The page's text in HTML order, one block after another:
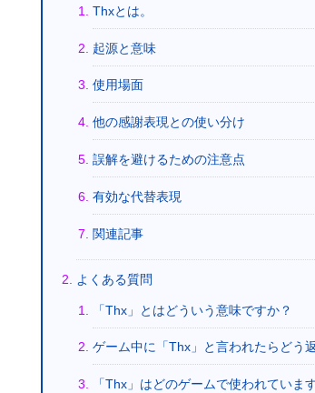
Thxとは。
起源と意味
使用場面
他の感謝表現との使い分け
誤解を避けるための注意点
有効な代替表現
関連記事
よくある質問
「Thx」とはどういう意味ですか？
ゲーム中に「Thx」と言われたらどう
「Thx」はどのゲームで使われていま